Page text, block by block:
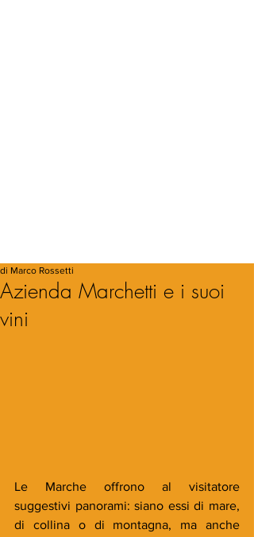
Azienda Marchetti e i suoi
vini
di Marco Rossetti
Le Marche offrono al visitatore
suggestivi panorami: siano essi di mare,
di collina o di montagna, ma anche